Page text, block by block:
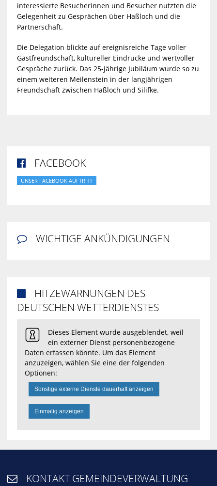
interessierte Besucherinnen und Besucher nutzten die
Gelegenheit zu Gesprächen über Haßloch und die
Partnerschaft.
Die Delegation blickte auf ereignisreiche Tage voller
Gastfreundschaft, kultureller Eindrücke und wertvoller
Gespräche zurück. Das 25-jährige Jubiläum wurde so zu
einem weiteren Meilenstein in der langjährigen
Freundschaft zwischen Haßloch und Silifke.
 FACEBOOK
UNSER FACEBOOK AUFTRITT
 WICHTIGE ANKÜNDIGUNGEN
HITZEWARNUNGEN DES
DEUTSCHEN WETTERDIENSTES
Dieses Element wurde ausgeblendet, weil
ein externer Dienst personenbezogene
Daten erfassen könnte. Um das Element
anzuzeigen, wählen Sie eine der folgenden
Optionen:
Sonstige externe Dienste dauerhaft anzeigen
Einmalig anzeigen
 KONTAKT GEMEINDEVERWALTUNG